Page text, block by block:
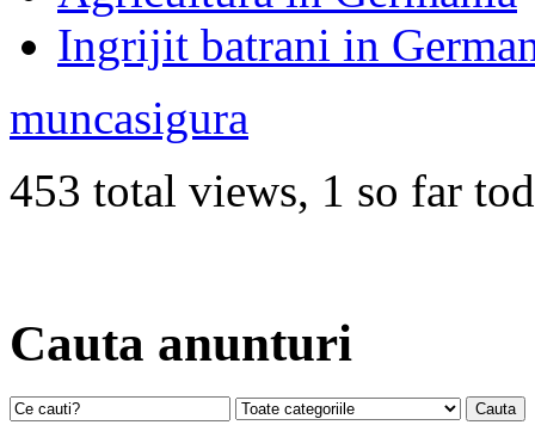
Ingrijit batrani in
muncasigura
453 total views, 1 so far
Cauta anunturi